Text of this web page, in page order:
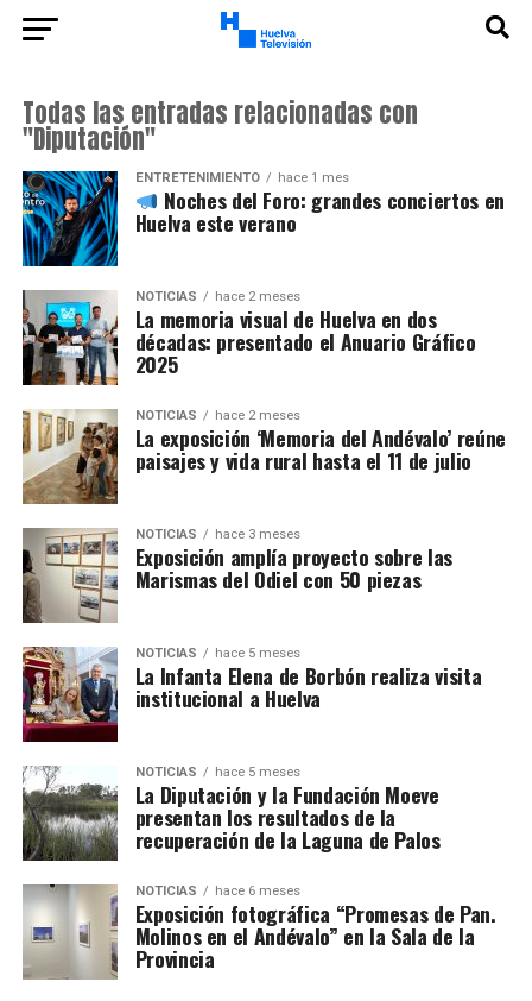
Todas las entradas relacionadas con
"Diputación"
ENTRETENIMIENTO hace 1 mes
Noches del Foro: grandes conciertos en
Huelva este verano
NOTICIAS hace 2 meses
La memoria visual de Huelva en dos
décadas: presentado el Anuario Gráfico
2025
NOTICIAS hace 2 meses
La exposición ‘Memoria del Andévalo’ reúne
paisajes y vida rural hasta el 11 de julio
NOTICIAS hace 3 meses
Exposición amplía proyecto sobre las
Marismas del Odiel con 50 piezas
NOTICIAS hace 5 meses
La Infanta Elena de Borbón realiza visita
institucional a Huelva
NOTICIAS hace 5 meses
La Diputación y la Fundación Moeve
presentan los resultados de la
recuperación de la Laguna de Palos
NOTICIAS hace 6 meses
Exposición fotográfica “Promesas de Pan.
Molinos en el Andévalo” en la Sala de la
Provincia